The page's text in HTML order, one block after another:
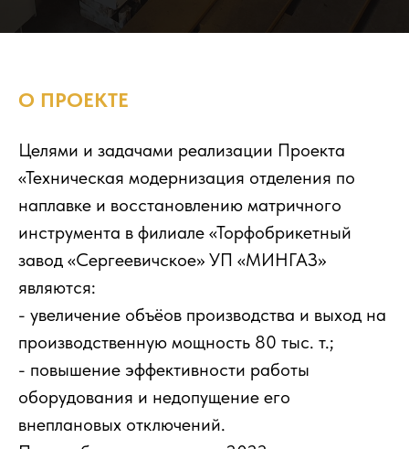
О ПРОЕКТЕ
Целями и задачами реализации Проекта
«Техническая модернизация отделения по
наплавке и восстановлению матричного
инструмента в филиале «Торфобрикетный
завод «Сергеевичское» УП «МИНГАЗ»
являются:
- увеличение объёов производства и выход на
производственную мощность 80 тыс. т.;
- повышение эффективности работы
оборудования и недопущение его
внеплановых отключений.